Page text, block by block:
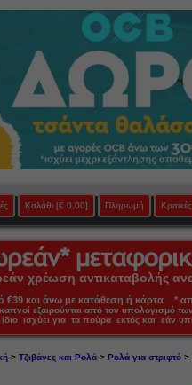
Καλάθι [€ 0,00] Πληρωμή Κριτικές
χρέωση αντικαταβολής
και άνω με κατάθεση ή κάρτα *
εξαιρούνται από τον υπολογισμό
ισχύει για τα πούρα εκτός και εάν
> Τζιβάνες και Ρολά> Ρολά για στριφτό>